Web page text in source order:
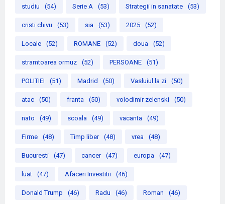
studiu (54) Serie A (53) Strategii in sanatate (53)
cristi chivu (53) sia (53) 2025 (52)
Locale (52) ROMANE (52) doua (52)
stramtoarea ormuz (52) PERSOANE (51)
POLITIEI (51) Madrid (50) Vasluiul la zi (50)
atac (50) franta (50) volodimir zelenski (50)
nato (49) scoala (49) vacanta (49)
Firme (48) Timp liber (48) vrea (48)
Bucuresti (47) cancer (47) europa (47)
luat (47) Afaceri Investitii (46)
Donald Trump (46) Radu (46) Roman (46)